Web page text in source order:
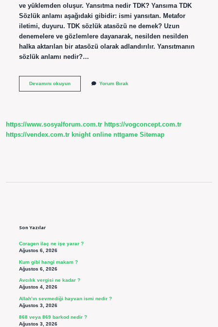
ve yüklemden oluşur. Yansıtma nedir TDK? Yansıma TDK
Sözlük anlamı aşağıdaki gibidir: ismi yansıtan. Metafor
iletimi, duyuru. TDK sözlük atasözü ne demek? Uzun
denemelere ve gözlemlere dayanarak, nesilden nesilden
halka aktarılan bir atasözü olarak adlandırılır. Yansıtmanın
sözlük anlamı nedir?…
Devamını okuyunYansıtmanın Yorum Bırak
https://www.sosyalforum.com.tr https://vogconcept.com.tr
https://vendex.com.tr knight online nttgame Sitemap
Son Yazılar
Coragen ilaç ne işe yarar ?
Ağustos 6, 2026
Kum gibi hangi makam ?
Ağustos 6, 2026
Avcılık vergisi ne kadar ?
Ağustos 4, 2026
Allah’ın sevmediği hayvan ismi nedir ?
Ağustos 3, 2026
868 veya 869 barkod nedir ?
Ağustos 3, 2026